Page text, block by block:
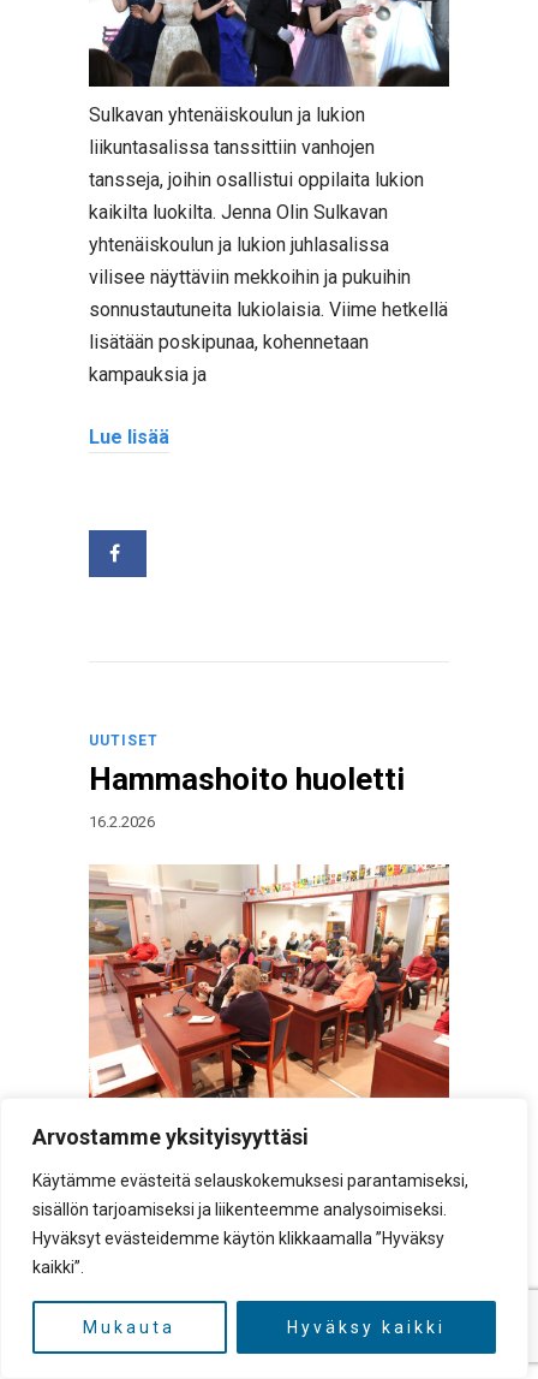
Arvostamme yksityisyyttäsi
Käytämme evästeitä selauskokemuksesi parantamiseksi,
sisällön tarjoamiseksi ja liikenteemme analysoimiseksi.
Hyväksyt evästeidemme käytön klikkaamalla ”Hyväksy
kaikki”.
Mukauta Hyväksy kaikki
Sulkavan yhtenäiskoulun ja lukion
liikuntasalissa tanssittiin vanhojen
tansseja, joihin osallistui oppilaita lukion
kaikilta luokilta. Jenna Olin Sulkavan
yhtenäiskoulun ja lukion juhlasalissa
vilisee näyttäviin mekkoihin ja pukuihin
sonnustautuneita lukiolaisia. Viime hetkellä
lisätään poskipunaa, kohennetaan
kampauksia ja
Lue lisää
UUTISET
Hammashoito huoletti
16.2.2026
Etelä-Savon hyvinvointialueen Eloisan
alkuun, kun aluehallituksen puheenjohtaja
Jari Leppä ja hyvinvointialuejohtaja Santeri
Ensimmäisenä kysyttiin sitä, voiko
sulkavalainen käyttää Savonlinnan lisäksi